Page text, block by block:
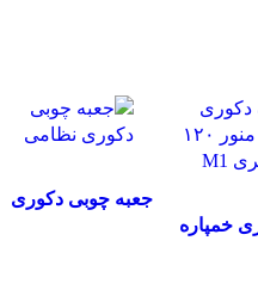
خمپاره
جعبه چوبی دکوری